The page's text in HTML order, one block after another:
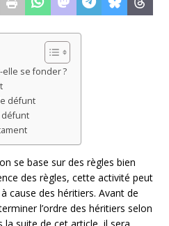
se fonder ?
défunt
se base sur des règles bien
des règles, cette activité peut
cause des héritiers. Avant de
l’ordre des héritiers selon
la suite de cet article, il sera